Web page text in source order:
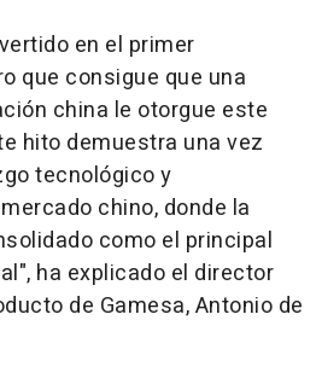
en el primer
que consigue que una
china le otorgue este
hito demuestra una vez
tecnológico y
chino, donde la
como el principal
ha explicado el director
de Gamesa, Antonio de